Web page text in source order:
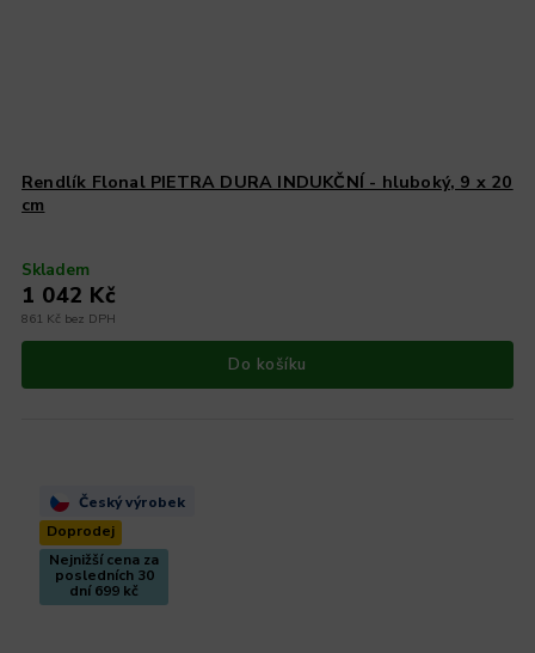
Rendlík Flonal PIETRA DURA INDUKČNÍ - hluboký, 9 x 20
cm
Skladem
861 Kč bez DPH
1 042 Kč
Do košíku
Český výrobek
Doprodej
Nejnižší cena za
posledních 30
dní 699 kč